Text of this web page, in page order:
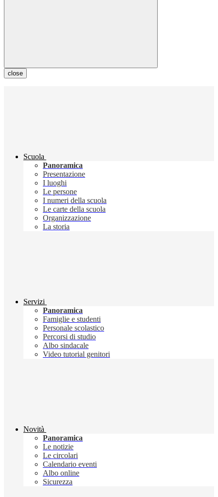
close
Scuola
Panoramica
Presentazione
I luoghi
Le persone
I numeri della scuola
Le carte della scuola
Organizzazione
La storia
Servizi
Panoramica
Famiglie e studenti
Personale scolastico
Percorsi di studio
Albo sindacale
Video tutorial genitori
Novità
Panoramica
Le notizie
Le circolari
Calendario eventi
Albo online
Sicurezza